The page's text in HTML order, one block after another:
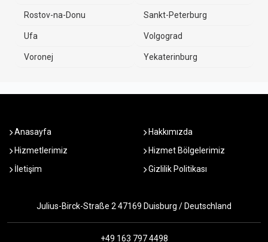
Rostov-na-Donu Sankt-Peterburg
Ufa Volgograd
Voronej Yekaterinburg
Anasayfa
Hakkımızda
Hizmetlerimiz
Hizmet Bölgelerimiz
İletişim
Gizlilik Politikası
Julius-Birck-Straße 2 47169 Duisburg / Deutschland
+49 163 797 4498